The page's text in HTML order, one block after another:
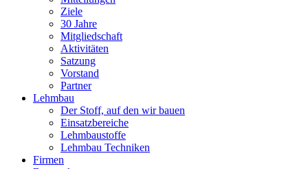
Ziele
30 Jahre
Mitgliedschaft
Aktivitäten
Satzung
Vorstand
Partner
Lehmbau
Der Stoff, auf den wir bauen
Einsatzbereiche
Lehmbaustoffe
Lehmbau Techniken
Firmen